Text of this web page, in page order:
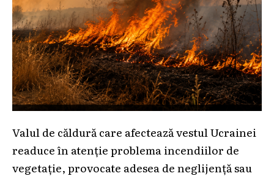
Valul de căldură care afectează vestul Ucrainei
readuce în atenție problema incendiilor de
vegetație, provocate adesea de neglijență sau